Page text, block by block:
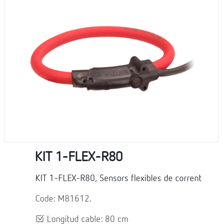
KIT 1-FLEX-R80
KIT 1-FLEX-R80, Sensors flexibles de corrent
Code: M81612.
Longitud cable: 80 cm